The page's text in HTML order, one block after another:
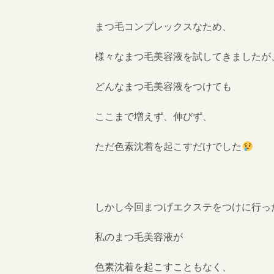
まつ毛コンプレックスなため、
様々なまつ毛美容液を試してきましたが
どんなまつ毛美容液をつけても
ここまで増えず、伸びず、
ただ色素沈着を起こすだけでした
しかし今回まつげエクステをつけに行っ
私のまつ毛美容液が
色素沈着を起こすこともなく、